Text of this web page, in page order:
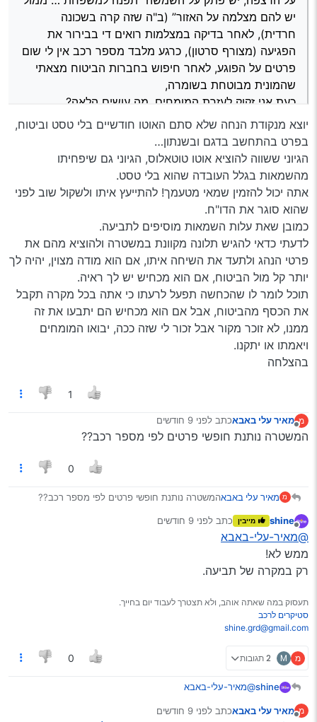
VID_20251110_183827_305.mp4
יש להם מצלמה על האזור” (ב"ה שזה קרה בשכונה
חרדית), לאחר בדיקה במצלמות רואים די בבירור את
הפגיעה (מצורף סרטון), כרגע מלבד מספר רכב אין לי שום
פרטים על הפוגע, לאחר חיפוש בחברות הביטוח מצאתי
שהמונית מבוטחת בשומרה,
כעת אני זקוק לעזרת המומחים, מה עושים הלאה?
יצויין שהרכב שלי בלי טסט וביטוח.
VID_20251110_183827_305.mp4
יוצא מנקודת הנחה שלא סתם האוטו חודשיים בלי טסט וביטוח,
בפרט בהתחשב בדגם ובשנתון…
הגיוני ששווה להוציא אוטו טוטאלוס, הגיוני גם שיפחיתו
מהשמאות בגלל העובדה שהוא בלי טסט.
אתה יכול להזמין שמאי מטעמך! להתייעץ איתו ולשקול שוב לפני
שהוא סוגר את הדו"ח.
כמובן שאת עלות השמאות מוסיפים לתביעה.
לדעתי כדאי להגיש תלונה מקוונת במשטרה ולהוציא מהם את
פרטי הנהג ולתעד את השיחה איתו, אם הוא מודה מצוין, יהיה לך
יותר קל מול הביטוח, אם הוא מכחיש יש לך ראיה.
תוכל לומר לו שהכחשה תפעל לרעתו כי אתה בכל מקרה תקבל
את הכסף מהביטוח, אבל אם הוא מכחיש הם יתבעו את זה
ממנו, לא זוכר מקור אבל זכור לי שזה ככה, יבואו המומחים
ויאמתו או יתקנו.
בהצלחה
1
מ
מנותק
מאיר עלי באבאכתב לפני 9 חודשים
נערך לאחרונה על ידי
המשטרה נותנת חופשי פרטים לפי מספר רכב??
0
מ מאיר עלי באבאהמשטרה נותנת חופשי פרטים לפי מספר רכב??
shine מייבין כתב לפני 9 חודשים
נערך לאחרונה על ידי
@מאיר-עלי-באבא
ממש לא!
רק במקרה של תביעה.
תעסוק במה שאתה אוהב, ולא תצטרך לעבוד יום בחייך.
סטיקרים לרכב
shine.grd@gmail.com
מ M 2 תגובות 0
shine@מאיר-עלי-באבא
רק במקרה של תביעה.
מ מאיר עלי באבאכתב לפני 9 חודשים
נערך לאחרונה על ידי